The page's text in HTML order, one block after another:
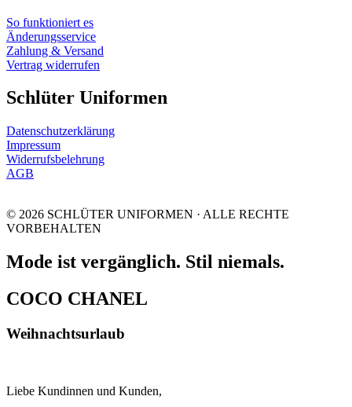
So funktioniert es
Änderungsservice
Zahlung & Versand
Vertrag widerrufen
Schlüter Uniformen
Datenschutzerklärung
Impressum
Widerrufsbelehrung
AGB
© 2026 SCHLÜTER UNIFORMEN · ALLE RECHTE
VORBEHALTEN
Mode ist vergänglich. Stil niemals.
COCO CHANEL
Weihnachtsurlaub
Liebe Kundinnen und Kunden,